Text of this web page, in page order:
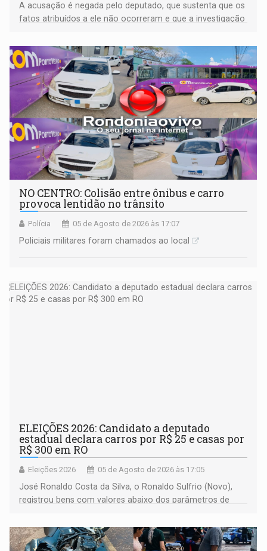
A acusação é negada pelo deputado, que sustenta que os
fatos atribuídos a ele não ocorreram e que a investigação
NO CENTRO: Colisão entre ônibus e carro
provoca lentidão no trânsito
Polícia 05 de Agosto de 2026 às 17:07
Policiais militares foram chamados ao local
ELEIÇÕES 2026: Candidato a deputado
estadual declara carros por R$ 25 e casas por
R$ 300 em RO
Eleições 2026 05 de Agosto de 2026 às 17:05
José Ronaldo Costa da Silva, o Ronaldo Sulfrio (Novo),
registrou bens com valores abaixo dos parâmetros de
milhões